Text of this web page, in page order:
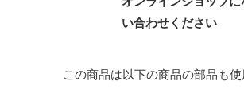
い合わせください
この商品は以下の商品の部品も使